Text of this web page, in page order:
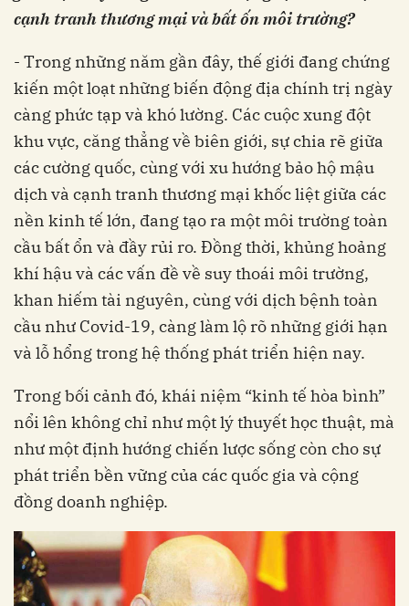
cạnh tranh thương mại và bất ốn môi trường?
- Trong những năm gần đây, thế giới đang chứng
kiến một loạt những biến động địa chính trị ngày
càng phức tạp và khó lường. Các cuộc xung đột
khu vực, căng thẳng về biên giới, sự chia rẽ giữa
các cường quốc, cùng với xu hướng bảo hộ mậu
dịch và cạnh tranh thương mại khốc liệt giữa các
nền kinh tế lớn, đang tạo ra một môi trường toàn
cầu bất ổn và đầy rủi ro. Đồng thời, khủng hoảng
khí hậu và các vấn đề về suy thoái môi trường,
khan hiếm tài nguyên, cùng với dịch bệnh toàn
cầu như Covid-19, càng làm lộ rõ những giới hạn
và lỗ hổng trong hệ thống phát triển hiện nay.
Trong bối cảnh đó, khái niệm “kinh tế hòa bình”
nổi lên không chỉ như một lý thuyết học thuật, mà
như một định hướng chiến lược sống còn cho sự
phát triển bền vững của các quốc gia và cộng
đồng doanh nghiệp.